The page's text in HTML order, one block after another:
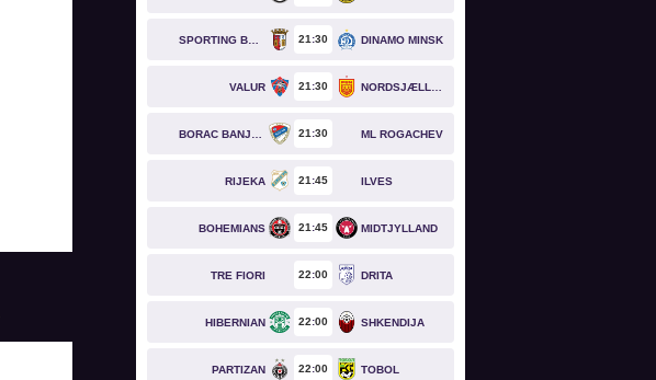
21 30 DINAMO MINSK
VALUR 21 30
21 30 ML ROGACHEV
RIJEKA 21 45 ILVES
BOHEMIANS 21 45 MIDTJYLLAND
TRE FIORI 22 00 DRITA
HIBERNIAN 22 00 SHKENDIJA
PARTIZAN 22 00 TOBOL